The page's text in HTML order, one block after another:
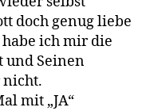
doch genug liebe
ich mir die
und Seinen
nicht.
mit „JA“